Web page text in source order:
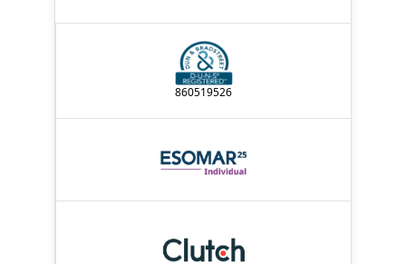
860519526